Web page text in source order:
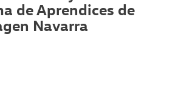
de Aprendices de
Navarra